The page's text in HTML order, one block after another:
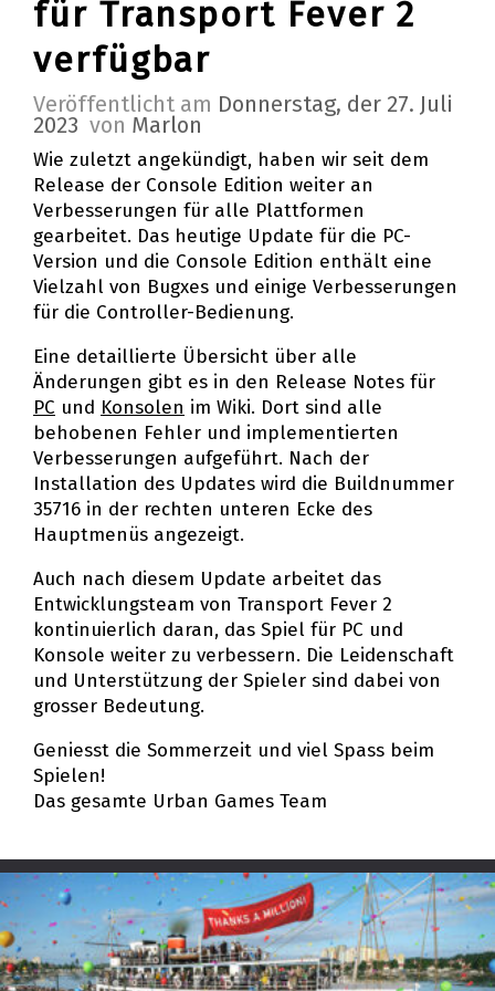
für Transport Fever 2
verfügbar
Veröffentlicht am Donnerstag, der 27. Juli
2023 von Marlon
Wie zuletzt angekündigt, haben wir seit dem
Release der Console Edition weiter an
Verbesserungen für alle Plattformen
gearbeitet. Das heutige Update für die PC-
Version und die Console Edition enthält eine
Vielzahl von Bugfixes und einige Verbesserungen
für die Controller-Bedienung.
Eine detaillierte Übersicht über alle
Änderungen gibt es in den Release Notes für
PC und Konsolen im Wiki. Dort sind alle
behobenen Fehler und implementierten
Verbesserungen aufgeführt. Nach der
Installation des Updates wird die Buildnummer
35716 in der rechten unteren Ecke des
Hauptmenüs angezeigt.
Auch nach diesem Update arbeitet das
Entwicklungsteam von Transport Fever 2
kontinuierlich daran, das Spiel für PC und
Konsole weiter zu verbessern. Die Leidenschaft
und Unterstützung der Spieler sind dabei von
grosser Bedeutung.
Geniesst die Sommerzeit und viel Spass beim
Spielen!
Das gesamte Urban Games Team